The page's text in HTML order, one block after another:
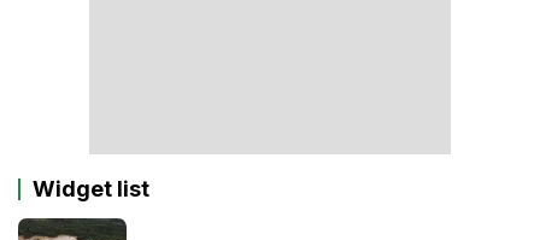
Widget list